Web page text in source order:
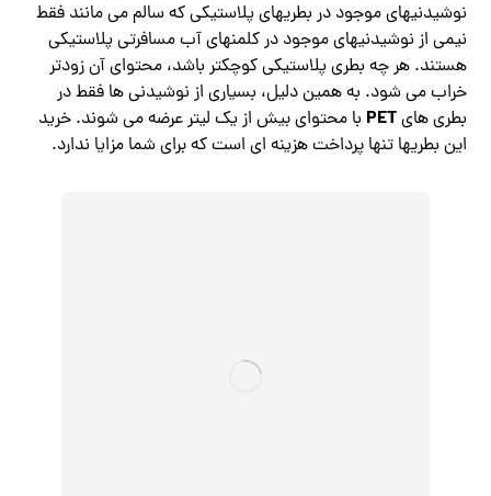
نوشیدنیهای موجود در بطریهای پلاستیکی که سالم می‌ مانند فقط
نیمی از نوشیدنیهای موجود در کلمنهای آب مسافرتی پلاستیکی
هستند. هر چه بطری پلاستیکی کوچکتر باشد، محتوای آن زودتر
خراب می شود. به همین دلیل، بسیاری از نوشیدنی ها فقط در
بطری هایPET با محتوای بیش از یک لیتر عرضه می شوند. خرید
این بطریها تنها پرداخت هزینه ای است که برای شما مزایا ندارد.